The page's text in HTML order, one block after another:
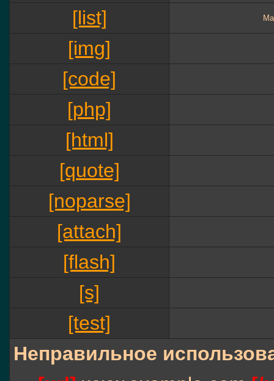
[list]
[img]
[code]
[php]
[html]
[quote]
[noparse]
[attach]
[flash]
[s]
[test]
Неправильное